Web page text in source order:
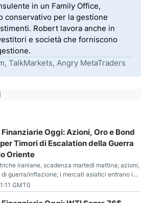
in un Family Office,
conservativo per la gestione
Robert lavora anche in
e società che forniscono
TalkMarkets, Angry MetaTraders
Oggi: Azioni, Oro e Bond
Timori di Escalation della Guerra
Oriente
iraniane, scadenza martedì mattina; azioni,
guerra/inflazione; i mercati asiatici entrano in
stabile.
GMT0